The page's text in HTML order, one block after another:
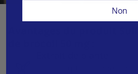
Non